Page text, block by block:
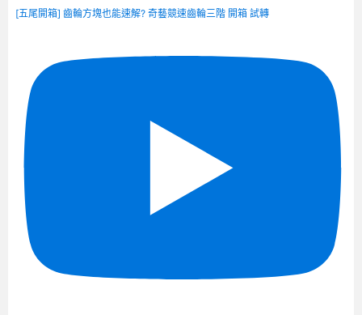
[五尾開箱] 齒輪方塊也能速解? 奇藝競速齒輪三階 開箱 試轉